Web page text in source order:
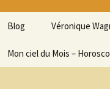
contenu
Blog Véronique
Mon ciel du Mois –